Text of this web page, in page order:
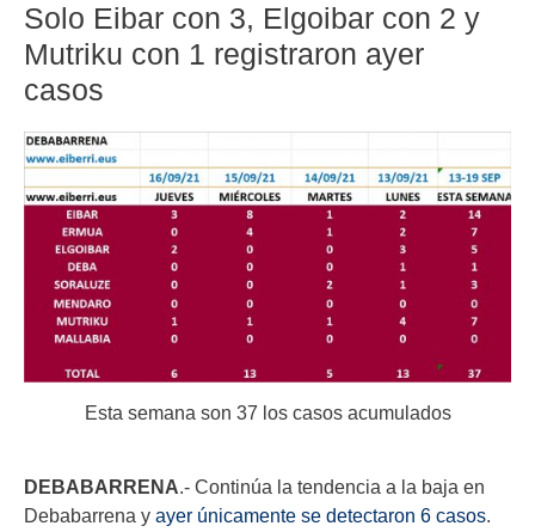
Solo Eibar con 3, Elgoibar con 2 y
Mutriku con 1 registraron ayer
casos
Esta semana son 37 los casos acumulados
DEBABARRENA.- Continúa la tendencia a la baja en
Debabarrena y ayer únicamente se detectaron 6 casos.